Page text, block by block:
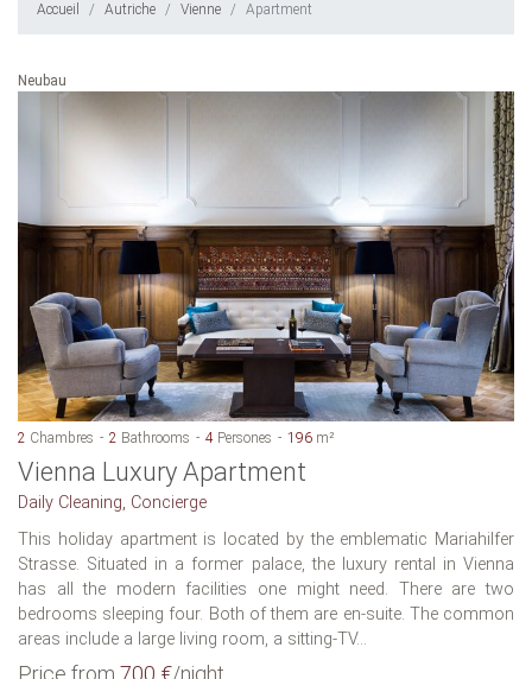
Accueil Autriche Vienne Apartment
Neubau
2 Chambres 2 Bathrooms 4 Persones 196 m²
Vienna Luxury Apartment
Daily Cleaning, Concierge
This holiday apartment is located by the emblematic Mariahilfer
Strasse. Situated in a former palace, the luxury rental in Vienna
has all the modern facilities one might need. There are two
bedrooms sleeping four. Both of them are en-suite. The common
areas include a large living room, a sitting-TV...